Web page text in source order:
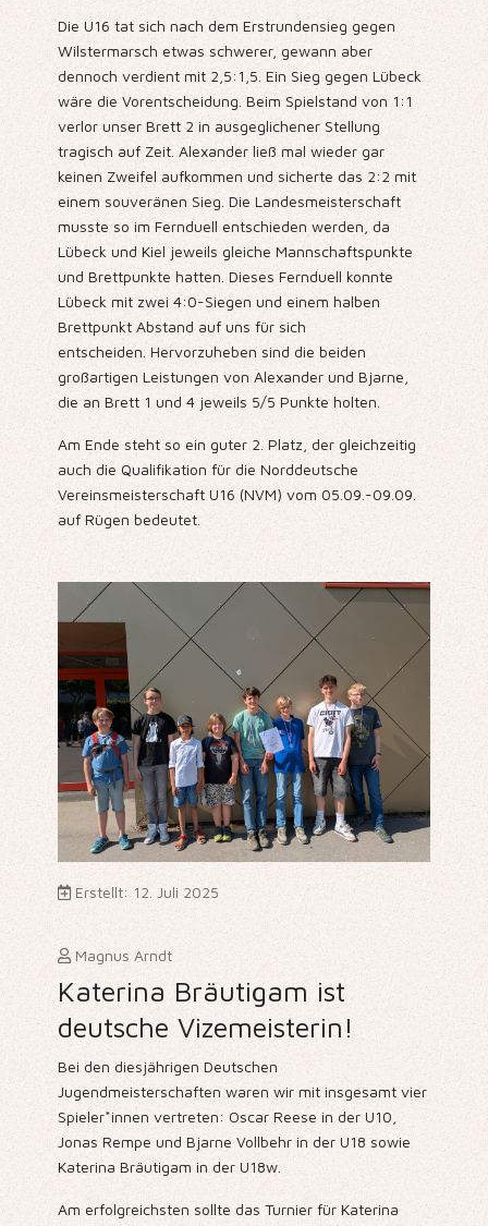
Die U16 tat sich nach dem Erstrundensieg gegen
Wilstermarsch etwas schwerer, gewann aber
dennoch verdient mit 2,5:1,5. Ein Sieg gegen Lübeck
wäre die Vorentscheidung. Beim Spielstand von 1:1
verlor unser Brett 2 in ausgeglichener Stellung
tragisch auf Zeit. Alexander ließ mal wieder gar
keinen Zweifel aufkommen und sicherte das 2:2 mit
einem souveränen Sieg. Die Landesmeisterschaft
musste so im Fernduell entschieden werden, da
Lübeck und Kiel jeweils gleiche Mannschaftspunkte
und Brettpunkte hatten. Dieses Fernduell konnte
Lübeck mit zwei 4:0-Siegen und einem halben
Brettpunkt Abstand auf uns für sich
entscheiden. Hervorzuheben sind die beiden
großartigen Leistungen von Alexander und Bjarne,
die an Brett 1 und 4 jeweils 5/5 Punkte holten.
Am Ende steht so ein guter 2. Platz, der gleichzeitig
auch die Qualifikation für die Norddeutsche
Vereinsmeisterschaft U16 (NVM) vom 05.09.-09.09.
auf Rügen bedeutet.
Erstellt: 12. Juli 2025
Magnus Arndt
Katerina Bräutigam ist
deutsche Vizemeisterin!
Bei den diesjährigen Deutschen
Jugendmeisterschaften waren wir mit insgesamt vier
Spieler*innen vertreten: Oscar Reese in der U10,
Jonas Rempe und Bjarne Vollbehr in der U18 sowie
Katerina Bräutigam in der U18w.
Am erfolgreichsten sollte das Turnier für Katerina